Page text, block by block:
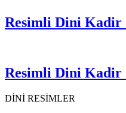
Resimli Dini Kadir
Resimli Dini Kadir
DİNİ RESİMLER